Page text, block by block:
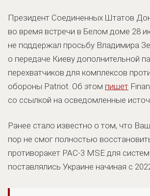
Президент Соединенных Штатов
во время встречи в Белом доме 28
не поддержал просьбу Владимира
о передаче Киеву дополнительной
перехватчиков для комплексов
обороны Patriot. Об этом пишет
со ссылкой на осведомленные
Ранее стало известно о том, что
пор не смог полностью
противоракет PAC-3 MSE для
поставлялись Украине начиная с